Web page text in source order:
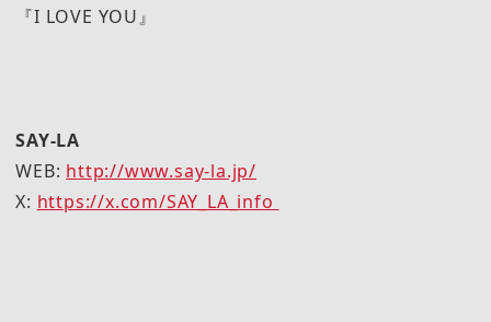
『I LOVE YOU』
SAY-LA
WEB: http://www.say-la.jp/
X: https://x.com/SAY_LA_info